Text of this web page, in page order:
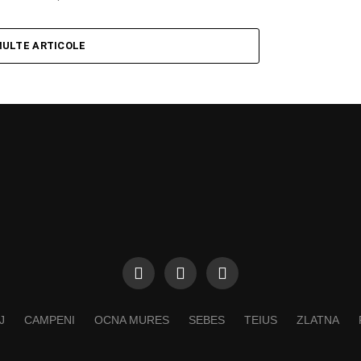
ARTICOLE
CAMPENI OCNA MURES SEBES TEIUS ZLATNA